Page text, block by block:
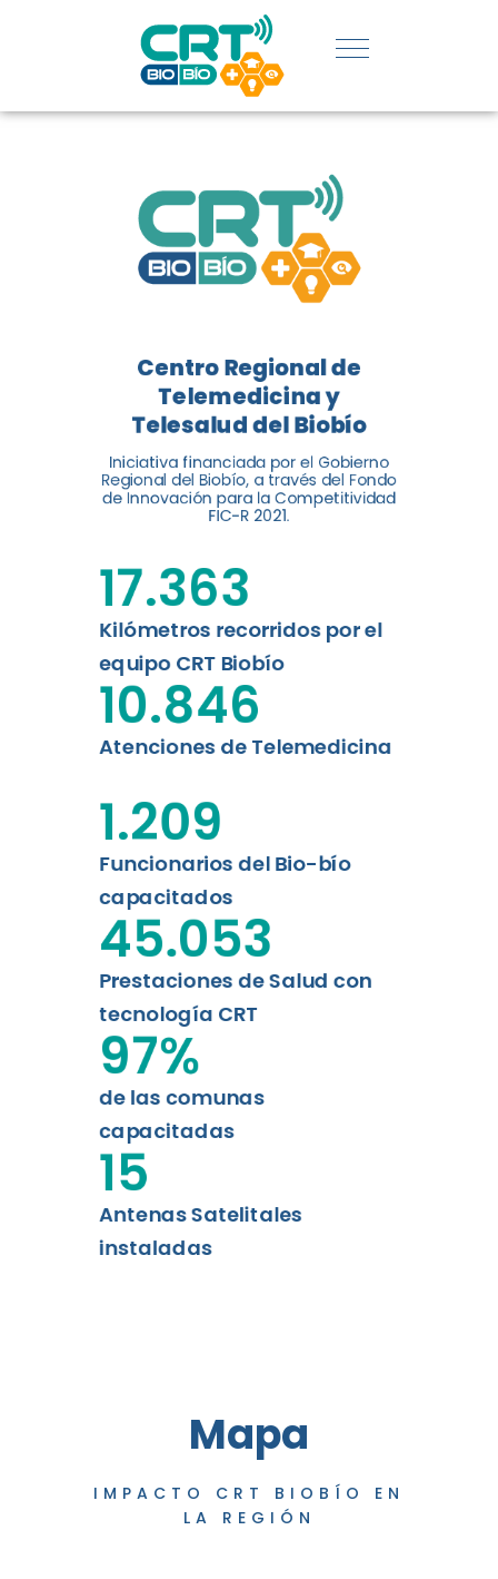
REGIÓN:
CONOCE
LOGROS
DE CRT
BIOBÍO
El Centro Regional de
Telemedicina y Telesalud del
Biobío presenta el balance de
tres años acercando la salud
digital a los habitantes...
Leer más
Centro Regional de
Telemedicina y
Telesalud del Biobío
Iniciativa financiada por el Gobierno
Regional del Biobío, a través del Fondo
de Innovación para la Competitividad
FIC-R 2021.
Kilómetros recorridos por el
equipo CRT Biobío
17.363
Atenciones de Telemedicina
10.846
Funcionarios del Bio-bío
capacitados
1.209
Prestaciones de Salud con
tecnología CRT
45.053
de las comunas
capacitadas
97%
Antenas Satelitales
instaladas
15
Mapa
IMPACTO CRT BIOBÍO EN
LA REGIÓN